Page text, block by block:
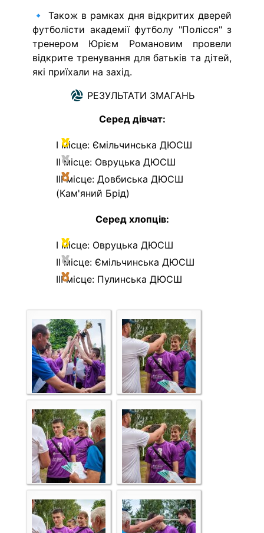
🔹 Також в рамках дня відкритих дверей
футболісти академії футболу "Полісся" з
тренером Юрієм Романовим провели
відкрите тренування для батьків та дітей,
які приїхали на захід.
РЕЗУЛЬТАТИ ЗМАГАНЬ
Серед дівчат:
І місце: Ємільчинська ДЮСШ
ІІ місце: Овруцька ДЮСШ
ІІІ місце: Довбиська ДЮСШ
(Кам'яний Брід)
Серед хлопців:
І місце: Овруцька ДЮСШ
ІІ місце: Ємільчинська ДЮСШ
ІІІ місце: Пулинська ДЮСШ